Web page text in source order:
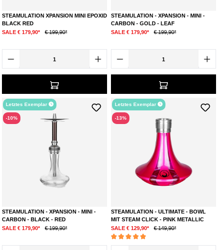
STEAMULATION XPANSION MINI EPOXID
BLACK RED
SALE € 179,90*
€ 199,90*
STEAMULATION - XPANSION - MINI -
CARBON - GOLD - LEAF
SALE € 179,90*
€ 199,90*
Letztes Exemplar
-10%
STEAMULATION - XPANSION - MINI -
CARBON - BLACK - RED
SALE € 179,90*
€ 199,90*
Letztes Exemplar
-13%
STEAMULATION - ULTIMATE - BOWL
MIT STEAM CLICK - PINK METALLIC
SALE € 129,90*
€ 149,90*
Durchschnittliche Bewertung von 5 von 5